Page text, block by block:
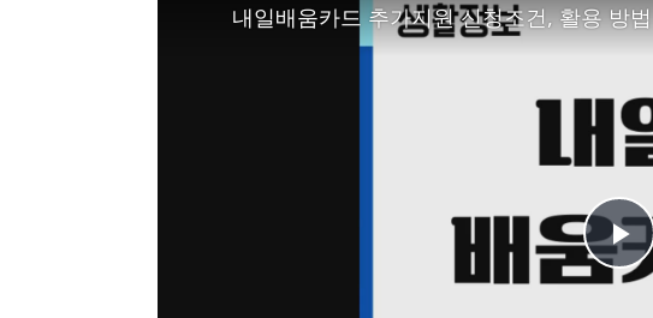
P
내일배움카드 추가지원 신청조건, 활용 방법